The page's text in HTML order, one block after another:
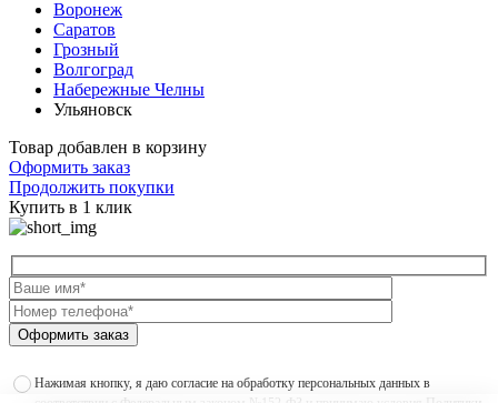
Воронеж
Саратов
Грозный
Волгоград
Набережные Челны
Ульяновск
Товар добавлен в корзину
Оформить заказ
Продолжить покупки
Купить в 1 клик
Оформить заказ
Нажимая кнопку, я даю согласие на обработку персональных данных в